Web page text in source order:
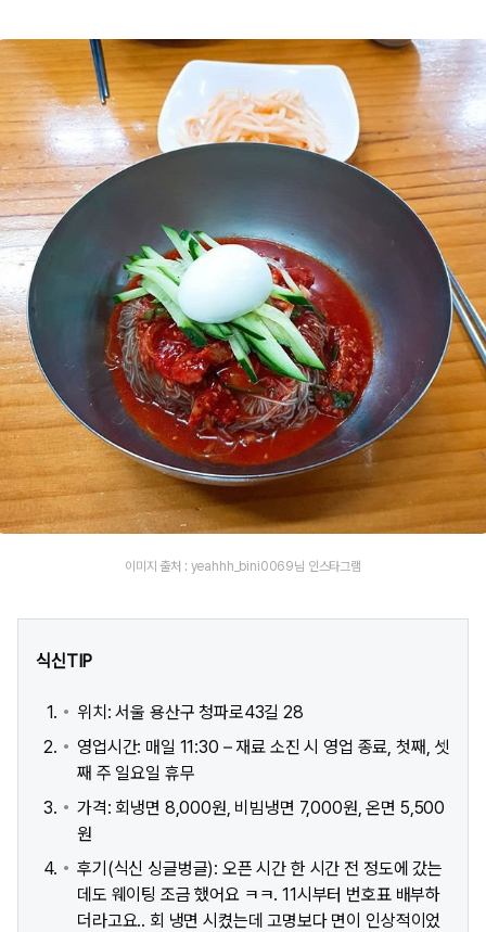
이미지 출처 : yeahhh_bini0069님 인스타그램
식신TIP
위치: 서울 용산구 청파로43길 28
영업시간: 매일 11:30 – 재료 소진 시 영업 종료, 첫째, 셋
째 주 일요일 휴무
가격: 회냉면 8,000원, 비빔냉면 7,000원, 온면 5,500
원
후기(식신 싱글벙글): 오픈 시간 한 시간 전 정도에 갔는
데도 웨이팅 조금 했어요 ㅋㅋ. 11시부터 번호표 배부하
더라고요.. 회 냉면 시켰는데 고명보다 면이 인상적이었